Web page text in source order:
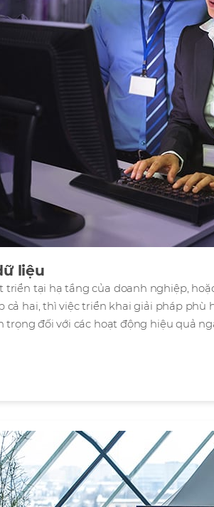
liệu
triển tại hạ tầng của doanh nghiệp,
cả hai, thì việc triển khai giải pháp phù
trọng đối với các hoạt động hiệu quả